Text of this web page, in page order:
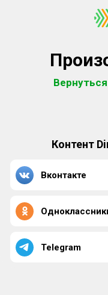
Контент
Вконтакте
Telegram